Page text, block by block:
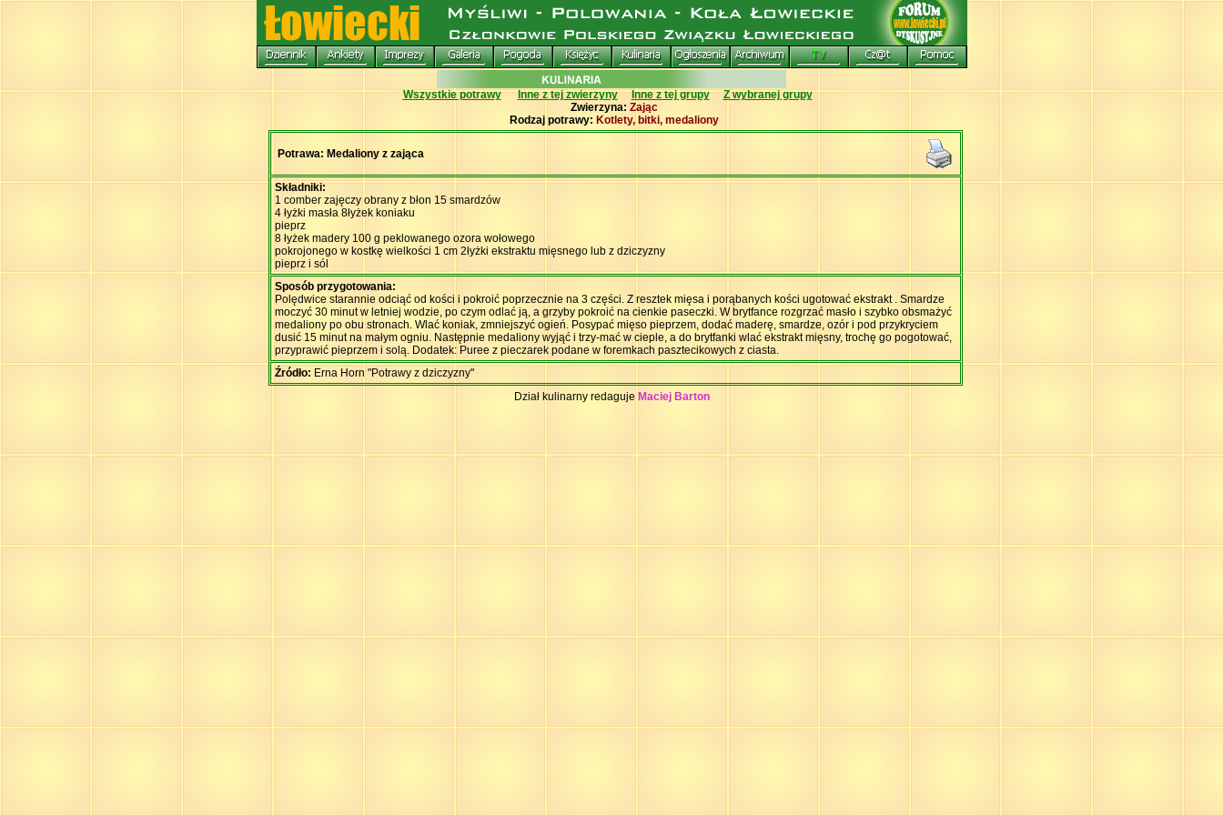
Wszystkie potrawy Inne z tej zwierzyny Inne z tej grupy
Z wybranej grupy
Zwierzyna: Zając
Rodzaj potrawy: Kotlety, bitki, medaliony
Potrawa: Medaliony z zająca
Składniki:
1 comber zajęczy obrany z błon 15 smardzów
4 łyżki masła 8łyżek koniaku
pieprz
8 łyżek madery 100 g peklowanego ozora wołowego
pokrojonego w kostkę wielkości 1 cm 2łyżki ekstraktu mięsnego lub z dziczyzny
pieprz i sól
Sposób przygotowania:
Polędwice starannie odciąć od kości i pokroić poprzecznie na 3 części. Z resztek mięsa i porąbanych kości ugotować ekstrakt . Smardze
moczyć 30 minut w letniej wodzie, po czym odlać ją, a grzyby pokroić na cienkie paseczki. W brytfance rozgrzać masło i szybko obsmażyć
medaliony po obu stronach. Wlać koniak, zmniejszyć ogień. Posypać mięso pieprzem, dodać maderę, smardze, ozór i pod przykryciem
dusić 15 minut na małym ogniu. Następnie medaliony wyjąć i trzy-mać w cieple, a do brytfanki wlać ekstrakt mięsny, trochę go pogotować,
przyprawić pieprzem i solą. Dodatek: Puree z pieczarek podane w foremkach pasztecikowych z ciasta.
Źródło: Erna Horn "Potrawy z dziczyzny"
Dział kulinarny redaguje Maciej Barton